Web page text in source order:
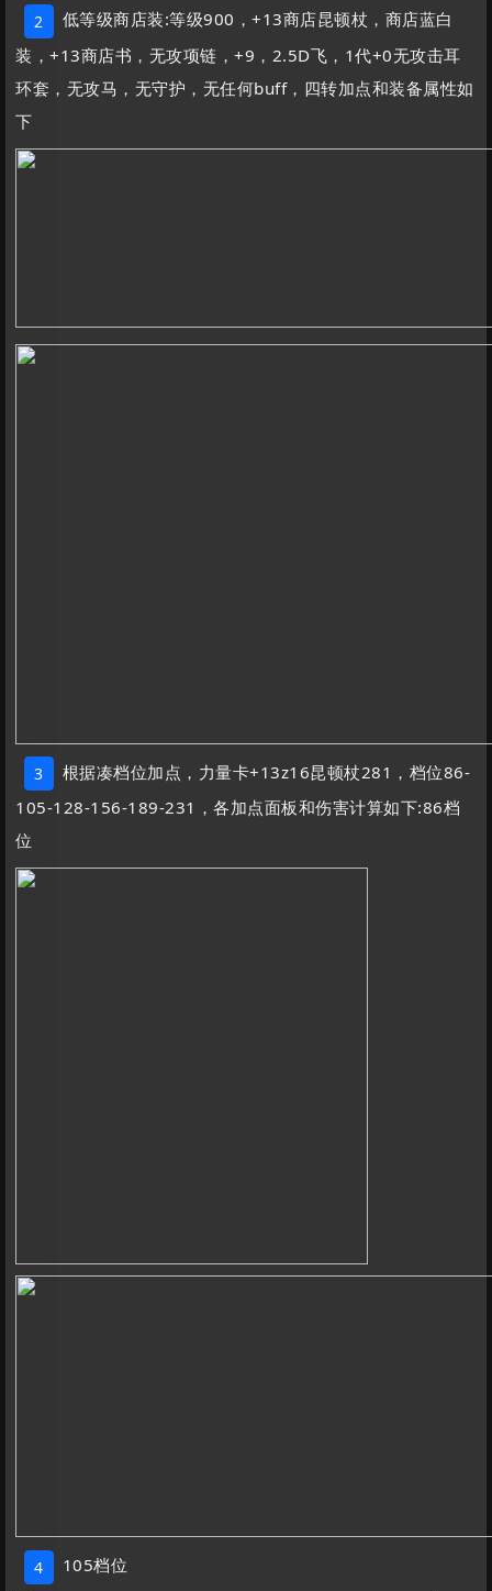
2
低等级商店装:等级900，+13商店昆顿杖，商店蓝白
装，+13商店书，无攻项链，+9，2.5D飞，1代+0无攻击耳
环套，无攻马，无守护，无任何buff，四转加点和装备属性如
下
3
根据凑档位加点，力量卡+13z16昆顿杖281，档位86-
105-128-156-189-231，各加点面板和伤害计算如下:86档
位
4 105档位